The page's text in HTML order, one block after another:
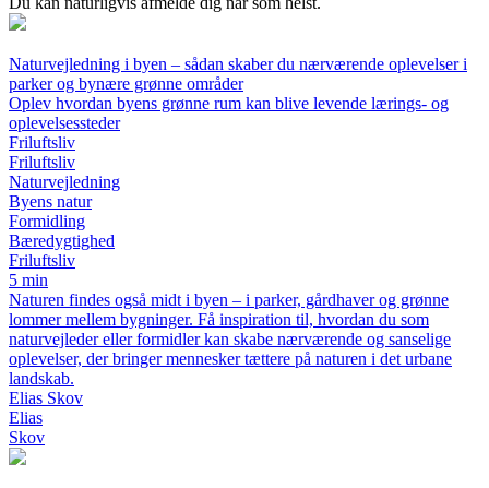
Naturvejledning i byen – sådan skaber du nærværende oplevelser i
parker og bynære grønne områder
Oplev hvordan byens grønne rum kan blive levende lærings- og
oplevelsessteder
Friluftsliv
Friluftsliv
Naturvejledning
Byens natur
Formidling
Bæredygtighed
Friluftsliv
5 min
Naturen findes også midt i byen – i parker, gårdhaver og grønne
lommer mellem bygninger. Få inspiration til, hvordan du som
naturvejleder eller formidler kan skabe nærværende og sanselige
oplevelser, der bringer mennesker tættere på naturen i det urbane
landskab.
Elias Skov
Elias
Skov